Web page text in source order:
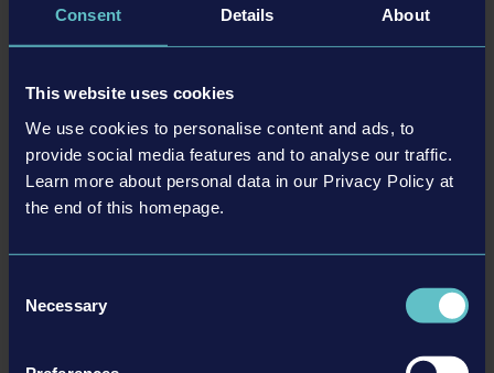
Consent Details About
This website uses cookies
We use cookies to personalise content and ads, to
provide social media features and to analyse our traffic.
Learn more about personal data in our Privacy Policy at
the end of this homepage.
Selection
Necessary
Dettagli
Requisiti di sistema
Requires a 64-bit processor and operating
system
OS:Windows 10
Ryzen 7 1800X
Graphics:
Storage:
Informazioni sul prodotto